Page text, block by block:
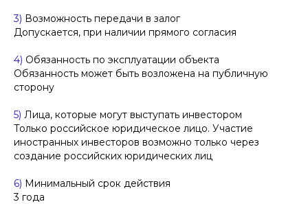
3) Возможность передачи в залог
Допускается, при наличии прямого согласия
4) Обязанность по эксплуатации объекта
Обязанность может быть возложена на публичную
сторону
5) Лица, которые могут выступать инвестором
Только российское юридическое лицо. Участие
иностранных инвесторов возможно только через
создание российских юридических лиц
6) Минимальный срок действия
3 года
обработку персональных данных в соответствии с